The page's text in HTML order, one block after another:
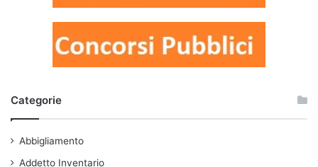
Categorie
Abbigliamento
Addetto Inventario